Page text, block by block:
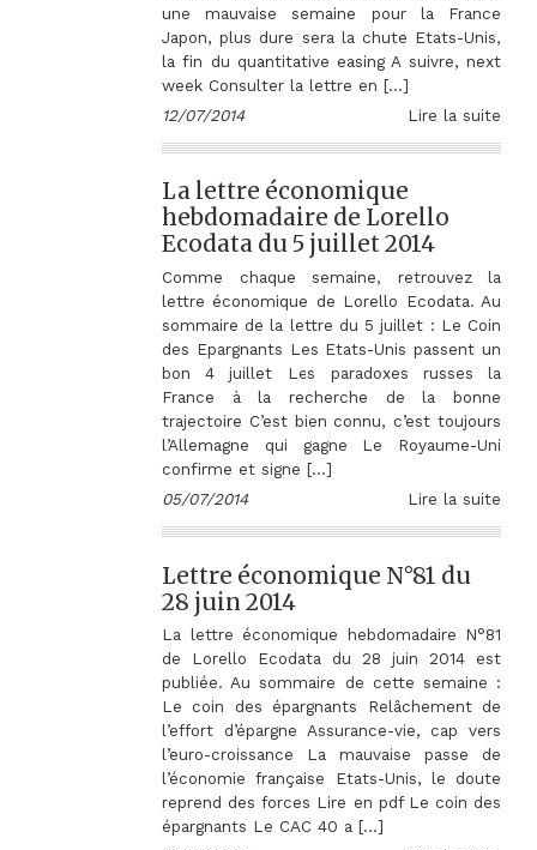
une mauvaise semaine pour la France
Japon, plus dure sera la chute Etats-Unis,
la fin du quantitative easing A suivre, next
week Consulter la lettre en […]
12/07/2014
Lire la suite
La lettre économique
hebdomadaire de Lorello
Ecodata du 5 juillet 2014
Comme chaque semaine, retrouvez la
lettre économique de Lorello Ecodata. Au
sommaire de la lettre du 5 juillet : Le Coin
des Epargnants Les Etats-Unis passent un
bon 4 juillet Les paradoxes russes la
France à la recherche de la bonne
trajectoire C’est bien connu, c’est toujours
l’Allemagne qui gagne Le Royaume-Uni
confirme et signe […]
05/07/2014
Lire la suite
Lettre économique N°81 du
28 juin 2014
La lettre économique hebdomadaire N°81
de Lorello Ecodata du 28 juin 2014 est
publiée. Au sommaire de cette semaine :
Le coin des épargnants Relâchement de
l’effort d’épargne Assurance-vie, cap vers
l’euro-croissance La mauvaise passe de
l’économie française Etats-Unis, le doute
reprend des forces Lire en pdf Le coin des
épargnants Le CAC 40 a […]